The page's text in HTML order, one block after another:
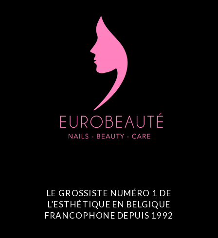
LE GROSSISTE NUMÉRO 1 DE
L’ESTHÉTIQUE EN BELGIQUE
FRANCOPHONE DEPUIS 1992